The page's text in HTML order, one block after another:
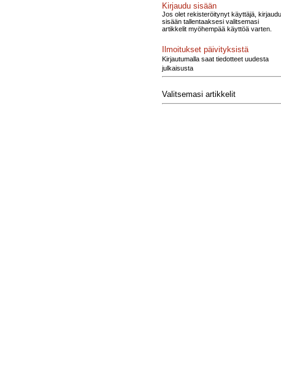
Kirjaudu sisään
Jos olet rekisteröitynyt käyttäjä, kirjaudu
sisään tallentaaksesi valitsemasi
artikkelit myöhempää käyttöä varten.
Ilmoitukset päivityksistä
Kirjautumalla saat tiedotteet uudesta
julkaisusta
Valitsemasi artikkelit